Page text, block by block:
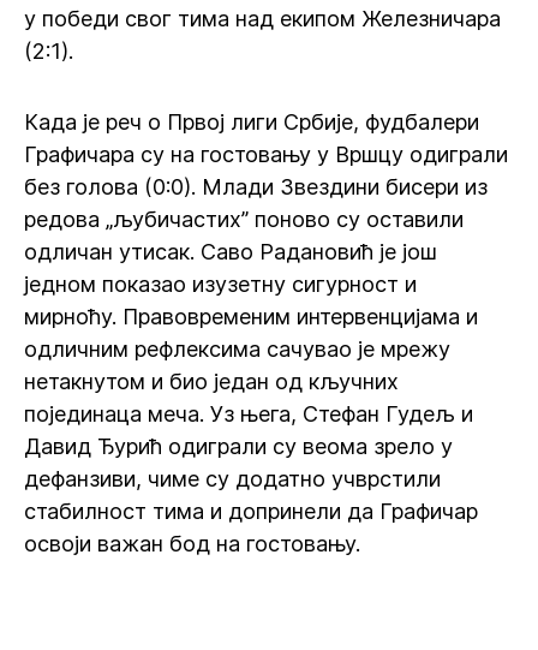
у победи свог тима над екипом Железничара
(2:1).
Када је реч о Првој лиги Србије, фудбалери
Графичара су на гостовању у Вршцу одиграли
без голова (0:0). Млади Звездини бисери из
редова „љубичастих” поново су оставили
одличан утисак. Саво Радановић је још
једном показао изузетну сигурност и
мирноћу. Правовременим интервенцијама и
одличним рефлексима сачувао је мрежу
нетакнутом и био један од кључних
појединаца меча. Уз њега, Стефан Гудељ и
Давид Ђурић одиграли су веома зрело у
дефанзиви, чиме су додатно учврстили
стабилност тима и допринели да Графичар
освоји важан бод на гостовању.